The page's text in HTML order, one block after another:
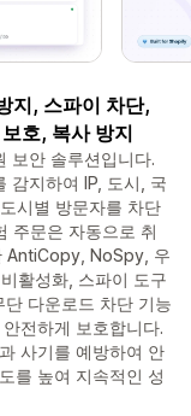
지, 스파이 차단,
호, 복사 방지
보안 솔루션입니다.
감지하여 IP, 도시, 국
시별 방문자를 차단
주문은 자동으로 취
AntiCopy, NoSpy, 우
활성화, 스파이 도구
다운로드 차단 기능
전하게 보호합니다.
사기를 예방하여 안
를 높여 지속적인 성